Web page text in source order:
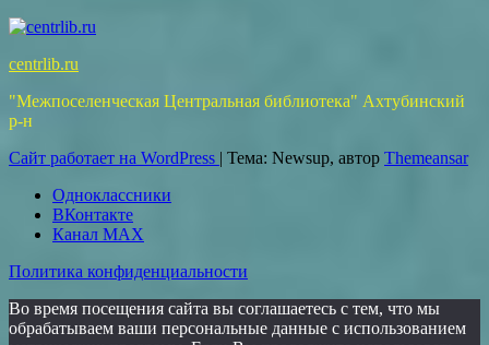
centrlib.ru
"Межпоселенческая Центральная библиотека" Ахтубинский
р-н
Сайт работает на WordPress | Тема: Newsup, автор Themeansar
Одноклассники
ВКонтакте
Канал MAX
Политика конфиденциальности
Во время посещения сайта вы соглашаетесь с тем, что мы
обрабатываем ваши персональные данные с использованием